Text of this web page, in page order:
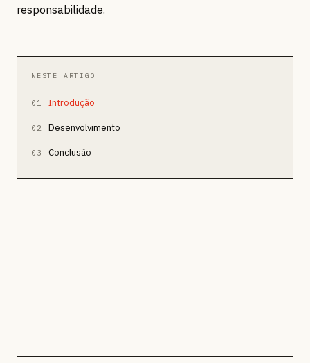
responsabilidade.
NESTE ARTIGO
01 Introdução
02 Desenvolvimento
03 Conclusão